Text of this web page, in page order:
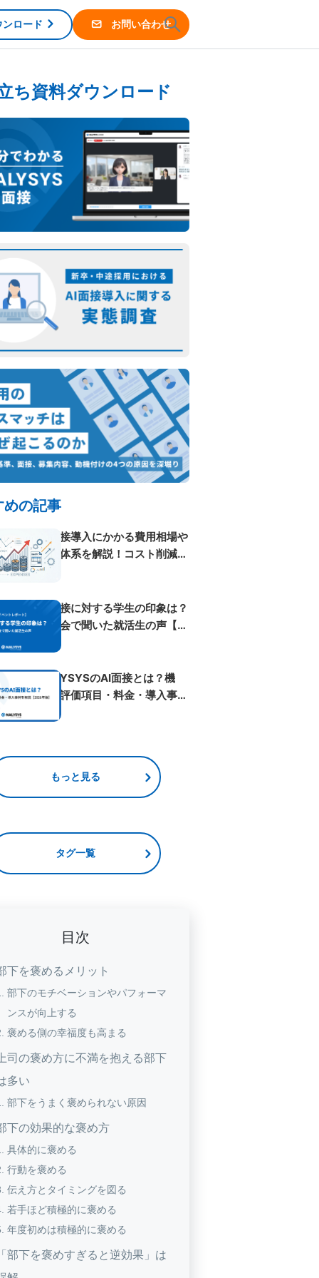
ロード お問い合わせ
ち資料ダウンロード
めの記事
AI面接導入にかかる費用相場や
料金体系を解説！コスト削減方
法も紹...
AI面接に対する学生の印象は？
体験会で聞いた就活生の声【イ
NALYSYSのAI面接とは？機
能・評価項目・料金・導入事例
を解...
もっと見る
タグ一覧
目次
下を褒めるメリット
部下のモチベーションやパフォーマ
ンスが向上する
褒める側の幸福度も高まる
司の褒め方に不満を抱える部下
多い
部下をうまく褒められない原因
下の効果的な褒め方
具体的に褒める
行動を褒める
伝え方とタイミングを図る
若手ほど積極的に褒める
年度初めは積極的に褒める
部下を褒めすぎると逆効果」は